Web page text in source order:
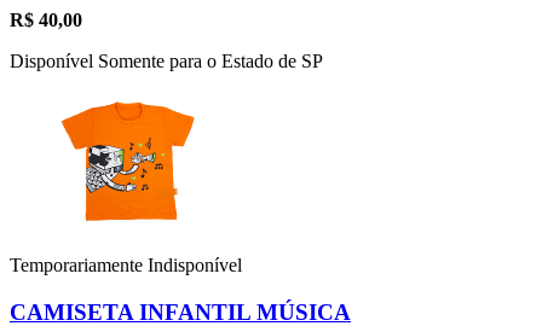
R$ 40,00
Disponível Somente para o Estado de SP
Temporariamente Indisponível
CAMISETA INFANTIL MÚSICA